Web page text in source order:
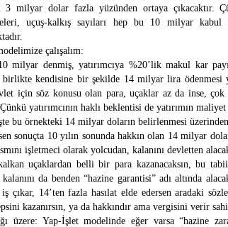
3 milyar dolar fazla yüzünden ortaya çıkacaktır.
uçuş-kalkış sayıları hep bu 10 milyar kabul
çalışalım:
milyar denmiş, yatırımcıya %20’lik makul kar
kendisine bir şekilde 14 milyar lira ödenmesi
için söz konusu olan para, uçaklar az da inse,
yatırımcının haklı beklentisi de yatırımın
bu örnekteki 14 milyar doların belirlenmesi
sonuçta 10 yılın sonunda hakkın olan 14 milyar
işletmeci olarak yolcudan, kalanını devletten
uçaklardan belli bir para kazanacaksın, bu
da benden “hazine garantisi” adı altında
çıkar, 14’ten fazla hasılat elde edersen aradaki
kazanırsın, ya da hakkındır ama vergisini verir
üzere: Yap-İşlet modelinde eğer varsa “hazine